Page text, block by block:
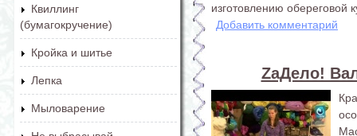
Квиллинг
(бумагокручение)
Кройка и шитье
Лепка
Мыловарение
изготовлению обереговой
Добавить комментарий
ZaДело!